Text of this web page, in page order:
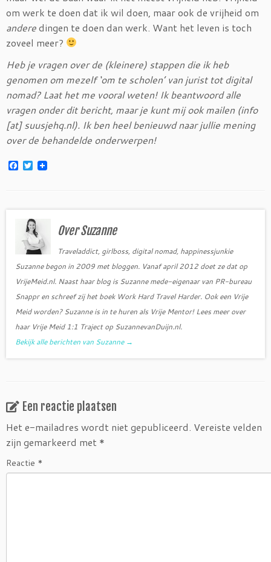
om werk te doen dat ik wil doen, maar ook de vrijheid om
anderedingen te doen dan werk. Want het leven is toch
zoveel meer?
Heb je vragen over de (kleinere) stappen die ik heb
genomen om mezelf ‘om te scholen’ van jurist tot digital
nomad? Laat het me vooral weten! Ik beantwoord alle
vragen onder dit bericht, maar je kunt mij ook mailen (info
[at] suusjehq.nl). Ik ben heel benieuwd naar jullie mening
over de behandelde onderwerpen!
F
o
T
w
e
r
Over Suzanne
Traveladdict, girlboss, digital nomad, happinessjunkie
Suzanne begon in 2009 met bloggen. Vanaf april 2012 doet ze dat op
VrijeMeid.nl. Naast haar blog is Suzanne mede-eigenaar van PR-bureau
Snappr en schreef zij het boek Work Hard Travel Harder. Ook een Vrije
Meid worden? Suzanne is in te huren als Vrije Mentor! Lees meer over
haar Vrije Meid 1:1 Traject op SuzannevanDuijn.nl.
Bekijk alle berichten van Suzanne →
Een reactie plaatsen
Het e-mailadres wordt niet gepubliceerd. Vereiste velden
zijn gemarkeerd met *
Reactie *